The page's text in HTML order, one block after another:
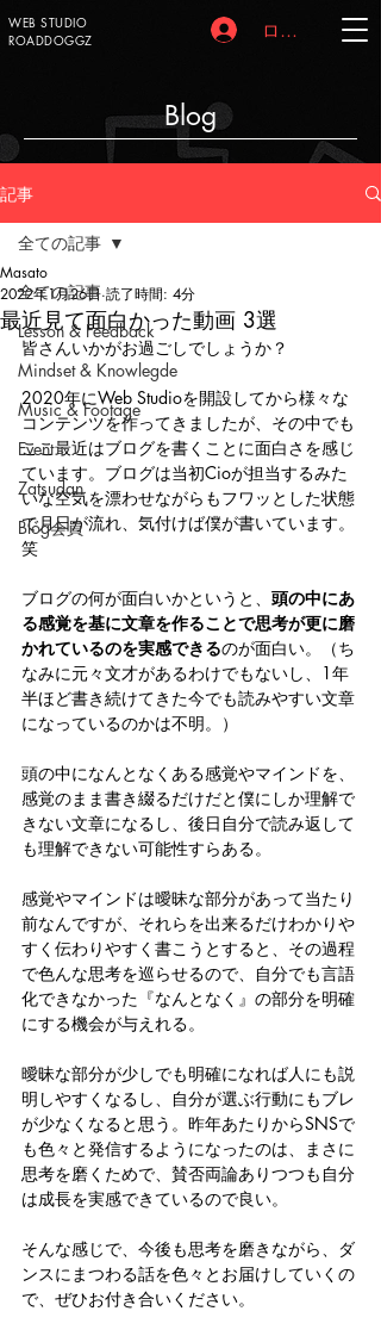
WEB STUDIO
ROADDOGGZ
ログイン
Blog
記事
全ての記事
Lesson & Feedback
Mindset & Knowlegde
Music & Footage
Event
Zatsudan
Blog会員
全ての記事
最近見て面白かった動画 3選
Masato
2022年1月26日 読了時間: 4分
皆さんいかがお過ごしでしょうか？
2020年にWeb Studioを開設してから様々な
コンテンツを作ってきましたが、その中でも
ここ最近はブログを書くことに面白さを感じ
ています。ブログは当初Cioが担当するみた
いな空気を漂わせながらもフワッとした状態
で月日が流れ、気付けば僕が書いています。
笑
ブログの何が面白いかというと、 頭の中にあ
る感覚を基に文章を作ることで思考が更に磨
かれているのを実感できるのが面白い。（ち
なみに元々文才があるわけでもないし、1年
半ほど書き続けてきた今でも読みやすい文章
になっているのかは不明。）
頭の中になんとなくある感覚やマインドを、
感覚のまま書き綴るだけだと僕にしか理解で
きない文章になるし、後日自分で読み返して
も理解できない可能性すらある。
感覚やマインドは曖昧な部分があって当たり
前なんですが、それらを出来るだけわかりや
すく伝わりやすく書こうとすると、その過程
で色んな思考を巡らせるので、自分でも言語
化できなかった『なんとなく』の部分を明確
にする機会が与えれる。
曖昧な部分が少しでも明確になれば人にも説
明しやすくなるし、自分が選ぶ行動にもブレ
が少なくなると思う。昨年あたりからSNSで
も色々と発信するようになったのは、まさに
思考を磨くためで、賛否両論ありつつも自分
は成長を実感できているので良い。
そんな感じで、今後も思考を磨きながら、ダ
ンスにまつわる話を色々とお届けしていくの
で、ぜひお付き合いください。